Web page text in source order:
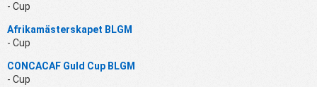
- Cup
Afrikamästerskapet BLGM
- Cup
CONCACAF Guld Cup BLGM
- Cup